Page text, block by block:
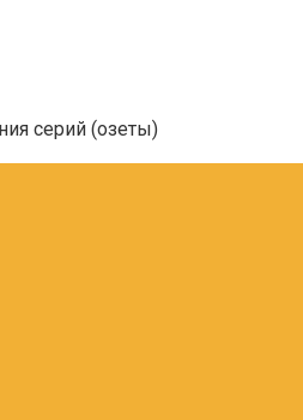
серий (озеты)